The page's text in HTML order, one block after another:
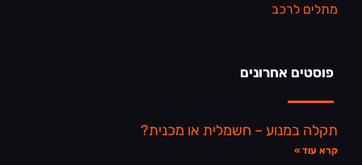
מתלים לרכב
פוסטים אחרונים
תקלה במנוע – חשמלית או מכנית?
קרא עוד »